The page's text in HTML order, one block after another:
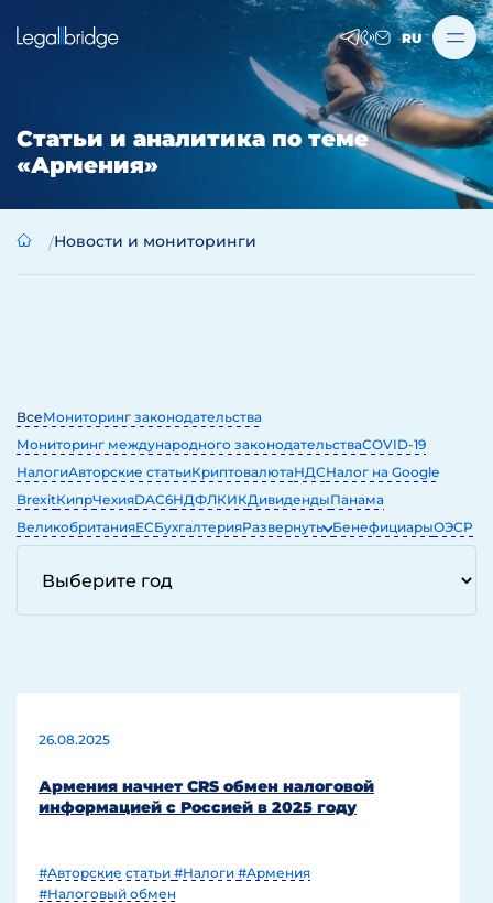
RU
Статьи и аналитика по теме
«Армения»
Новости и мониторинги
ВсеМониторинг законодательства
Мониторинг международного законодательстваCOVID-19
НалогиАвторские статьиКриптовалютаНДСНалог на Google
BrexitКипрЧехияDAC6НДФЛКИКДивидендыПанама
ВеликобританияЕСБухгалтерияРазвернуть БенефициарыОЭСР
26.08.2025
Армения начнет CRS обмен налоговой
информацией с Россией в 2025 году
#Авторские статьи #Налоги #Армения
#Налоговый обмен